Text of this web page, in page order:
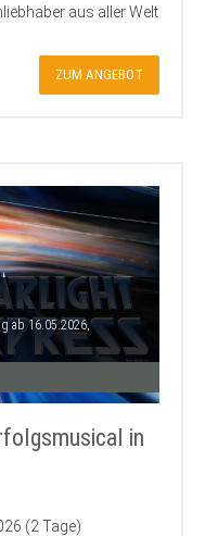
aus aller Welt
ZUM ANGEBOT
ab 16.05.2026,
in
(2 Tage)